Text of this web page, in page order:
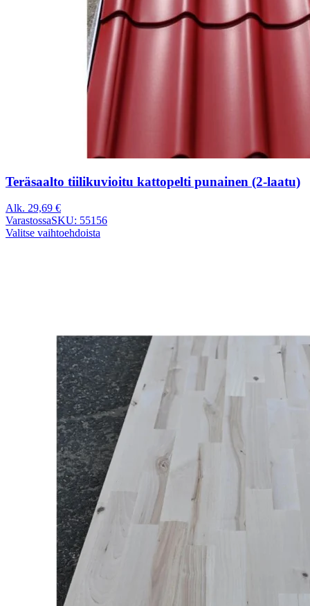
Teräsaalto tiilikuvioitu kattopelti punainen (2-laatu)
Alk. 29,69 €
VarastossaSKU: 55156
Valitse vaihtoehdoista